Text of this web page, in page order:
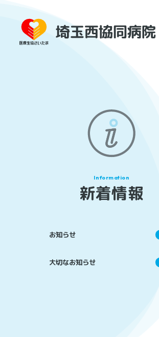
新着情報
お知らせ
大切なお知らせ